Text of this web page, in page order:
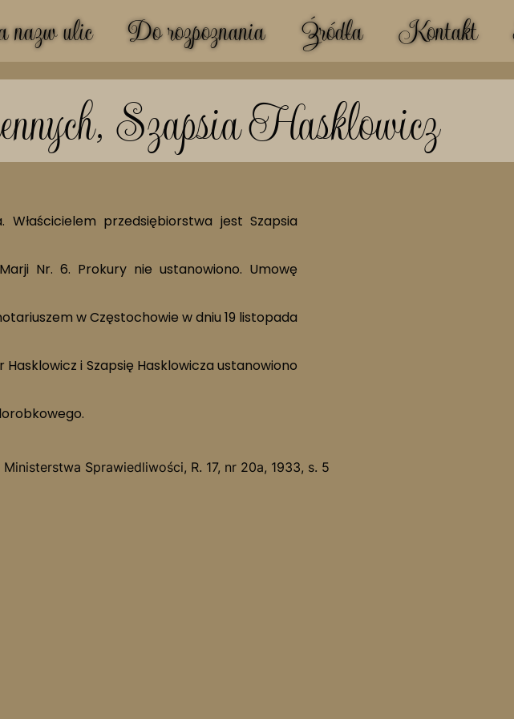
Sprawiedliwości, R. 17, nr 20a, 1933, s. 5
przedsiębiorstwa jest Szapsia
Nr. 6. Prokury nie ustanowiono. Umowę
w Częstochowie w dniu 19 listopada
i Szapsię Hasklowicza ustanowiono
Szapsia Hasklowicz
nazw ulic Do rozpoznania Źródła Kontakt